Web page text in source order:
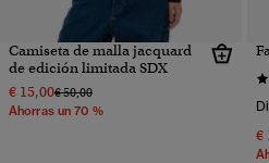
Camiseta de malla jacquard
de edición limitada SDX
€ 15,00Precio rebajado de
€ 50,00a
Ahorras un 70 %
€